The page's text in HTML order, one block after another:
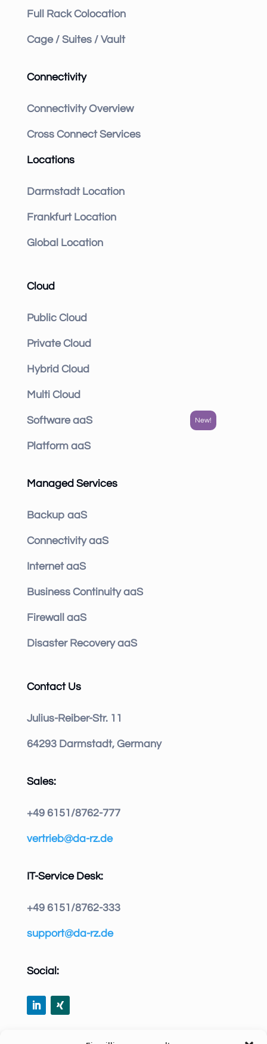
Full Rack Colocation
Cage / Suites / Vault
Connectivity
Connectivity Overview
Cross Connect Services
Locations
Darmstadt Location
Frankfurt Location
Global Location
Cloud
Public Cloud
Private Cloud
Hybrid Cloud
Multi Cloud
Software aaS
Platform aaS
Managed Services
Backup aaS
Connectivity aaS
Internet aaS
Business Continuity aaS
Firewall aaS
Disaster Recovery aaS
Contact Us
Julius-Reiber-Str. 11
64293 Darmstadt, Germany
Sales:
+49 6151/8762-777
vertrieb@da-rz.de
IT-Service Desk:
+49 6151/8762-333
support@da-rz.de
Social: